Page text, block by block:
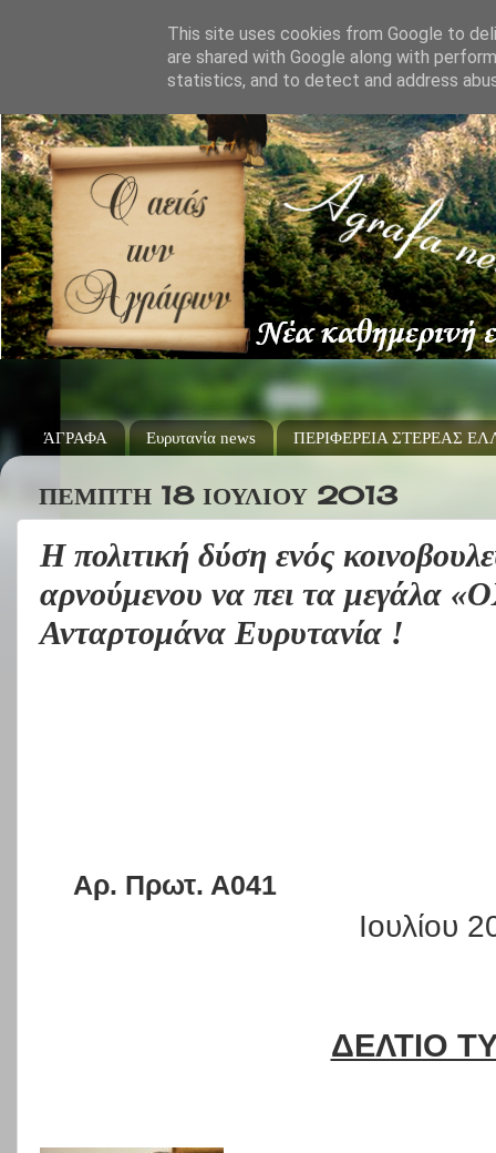
ΆΓΡΑΦΑ Ευρυτανία news ΠΕΡΙΦΕΡΕΙΑ ΣΤΕΡΕΑΣ
ΠΈΜΠΤΗ 18 ΙΟΥΛΊΟΥ 2013
Η πολιτική δύση ενός
αρνούμενου να πει τα μεγάλα
Ανταρτομάνα Ευρυτανία !
Αρ. Πρωτ. Α041
Ιουλίου
ΔΕΛΤΙΟ
This site uses cookies from Google to
are shared with Google along with
statistics, and to detect and address